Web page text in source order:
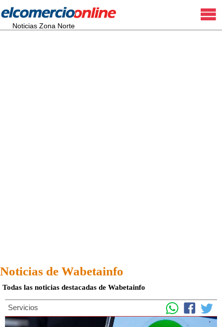
Noticias Zona Norte
Noticias de Wabetainfo
Todas las noticias destacadas de Wabetainfo
Servicios